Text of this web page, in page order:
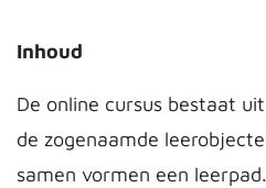
Inhoud
De online cursus bestaat
de zogenaamde
samen vormen een